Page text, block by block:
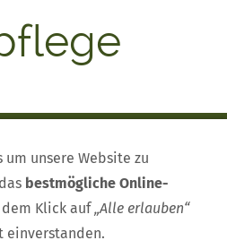
|Rehkitzrettung|
|Datenschutzerklärung|
um unsere Website zu
bestmögliche Online-
Klick auf„Alle erlauben“
einverstanden.